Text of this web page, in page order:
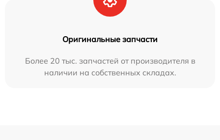
Оригинальные запчасти
Более 20 тыс. запчастей от производителя в
наличии на собственных складах.